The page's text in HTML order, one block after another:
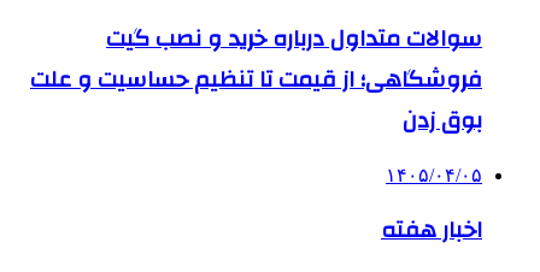
سوالات متداول درباره خرید و نصب گیت
فروشگاهی؛ از قیمت تا تنظیم حساسیت و علت
بوق زدن
۱۴۰۵/۰۴/۰۵
اخبار هفته